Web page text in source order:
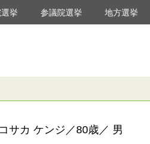
挙 参議院選挙 地方選挙
コサカ ケンジ／80歳／ 男